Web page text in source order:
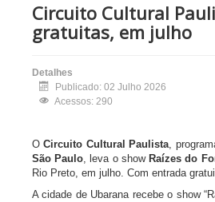
Circuito Cultural
gratuitas, em julho
Detalhes
Publicado: 02 Julho 2026
Acessos: 290
OCircuito Cultural Paulista,
São Paulo, leva o show Raízes do
Rio Preto, em julho. Com entrada
A cidade de Ubarana recebe o show